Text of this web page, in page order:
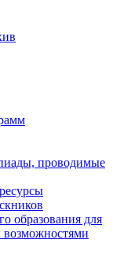
проводимые
образования для